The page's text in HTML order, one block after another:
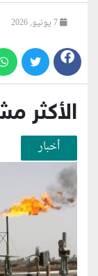
الأكثر
أخبار